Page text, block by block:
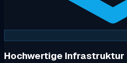
Hochwertige Infrastruktur